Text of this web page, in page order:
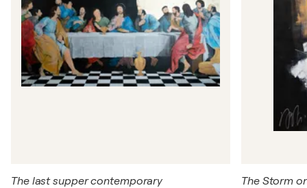
The last supper contemporary